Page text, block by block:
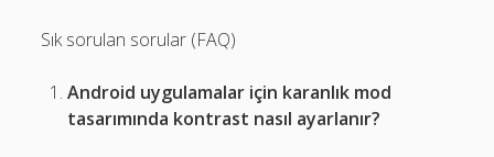
Sık sorulan sorular (FAQ)
Android uygulamalar için karanlık mod
tasarımında kontrast nasıl ayarlanır?